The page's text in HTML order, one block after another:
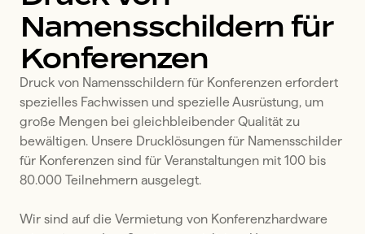
Namensschildern für
Konferenzen
Druck von Namensschildern für Konferenzen erfordert
spezielles Fachwissen und spezielle Ausrüstung, um
große Mengen bei gleichbleibender Qualität zu
bewältigen. Unsere Drucklösungen für Namensschilder
für Konferenzen sind für Veranstaltungen mit 100 bis
80.000 Teilnehmern ausgelegt.
Wir sind auf die Vermietung von Konferenzhardware